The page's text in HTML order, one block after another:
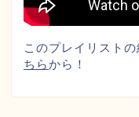
このプレイリスト
ちらから！